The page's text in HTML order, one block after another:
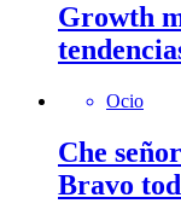
Growth
Ocio
Che
Bravo